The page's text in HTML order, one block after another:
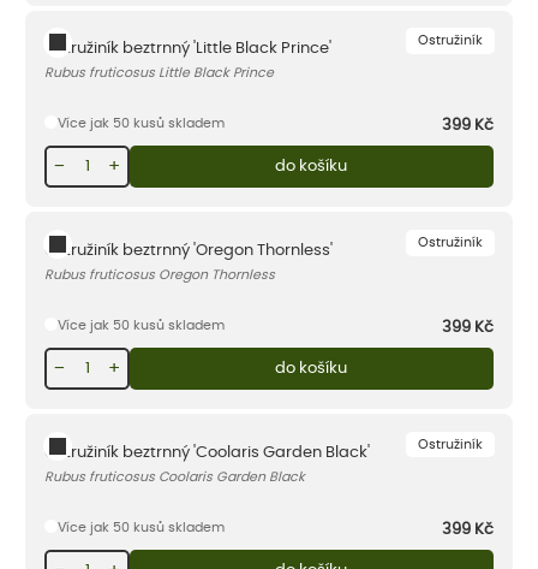
Ostružiník
Ostružiník beztrnný 'Little Black Prince'
Rubus fruticosus Little Black Prince
Více jak 50 kusů skladem 399 Kč
+
− do košíku
Ostružiník
Ostružiník beztrnný 'Oregon Thornless'
Rubus fruticosus Oregon Thornless
Více jak 50 kusů skladem 399 Kč
+
− do košíku
Ostružiník
Ostružiník beztrnný 'Coolaris Garden Black'
Rubus fruticosus Coolaris Garden Black
Více jak 50 kusů skladem 399 Kč